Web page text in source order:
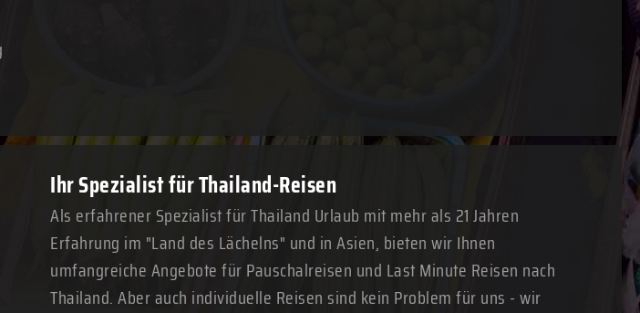
Ihr Spezialist für Thailand-Reisen
Als erfahrener Spezialist für Thailand Urlaub mit mehr als 21 Jahren
Erfahrung im "Land des Lächelns" und in Asien, bieten wir Ihnen
umfangreiche Angebote für Pauschalreisen und Last Minute Reisen nach
Thailand. Aber auch individuelle Reisen sind kein Problem für uns - wir